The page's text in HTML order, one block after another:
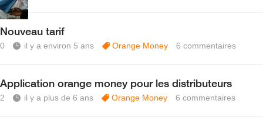
Nouveau tarif
0 il y a environ 5 ans Orange Money 6 commentaires
Application orange money pour les distributeurs
2 il y a plus de 6 ans Orange Money 6 commentaires